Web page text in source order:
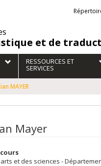
et de
Liens
RESSOURCES ET
SERVICES
MAYER
Mayer
et des sciences -